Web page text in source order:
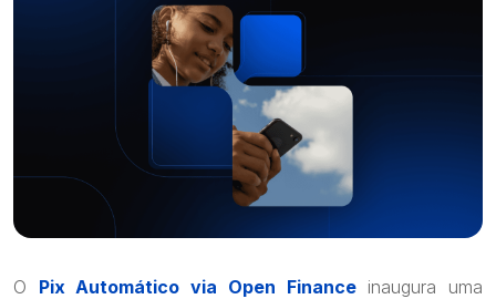
O Pix Automático via Open Finance inaugura uma